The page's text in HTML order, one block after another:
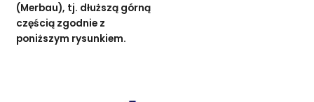
(Merbau), tj. dłuższą górną
częścią zgodnie z
poniższym rysunkiem.